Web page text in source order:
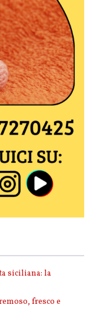
siciliana: la
fresco e